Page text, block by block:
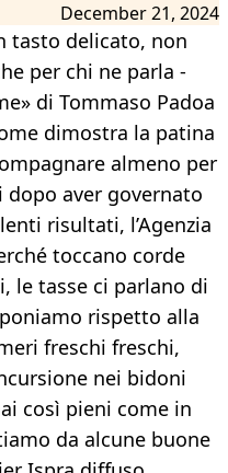
December 21, 2024
tasto delicato, non
per chi ne parla -
di Tommaso Padoa
dimostra la patina
almeno per
dopo aver governato
risultati, l’Agenzia
toccano corde
le tasse ci parlano di
rispetto alla
freschi freschi,
nei bidoni
così pieni come in
da alcune buone